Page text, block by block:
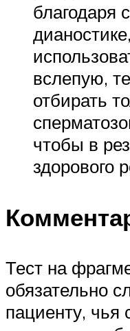
благодаря
вслепую,
отбирать
чтобы в
здорового
Тест на
обязательно
пациенту, чья